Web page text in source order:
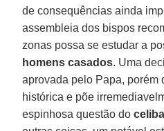
de consequências ainda
assembleia dos bispos
zonas possa se estudar a
homens casados. Uma
aprovada pelo Papa, porém
histórica e põe
espinhosa questão do